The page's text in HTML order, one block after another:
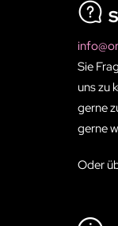
Sie
uns zu
gerne
gerne
Oder